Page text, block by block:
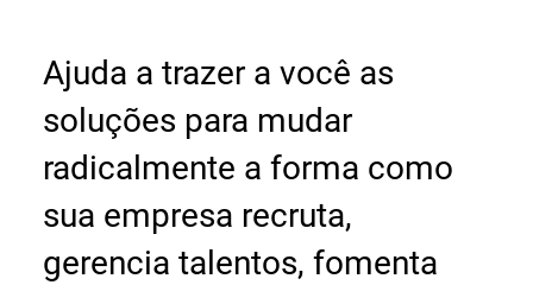
Ajuda a trazer a você as
soluções para mudar
radicalmente a forma como
sua empresa recruta,
gerencia talentos, fomenta